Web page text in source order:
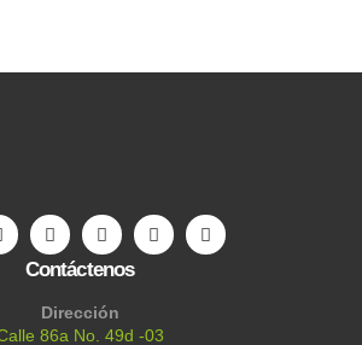
Contáctenos
Dirección
86a No. 49d -03